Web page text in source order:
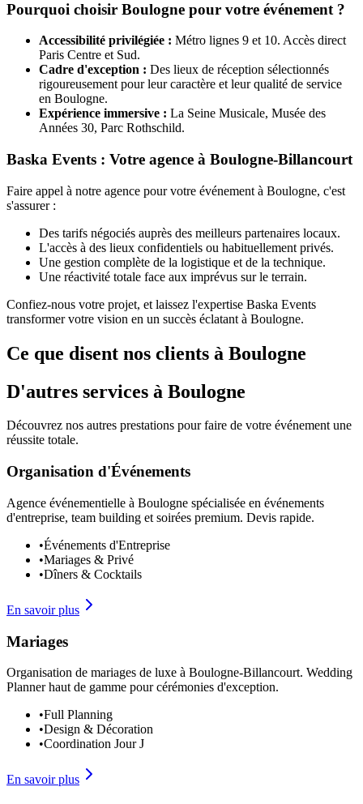
Pourquoi choisir Boulogne pour votre événement ?
Accessibilité privilégiée : Métro lignes 9 et 10. Accès direct
Paris Centre et Sud.
Cadre d'exception : Des lieux de réception sélectionnés
rigoureusement pour leur caractère et leur qualité de service
en Boulogne.
Expérience immersive : La Seine Musicale, Musée des
Années 30, Parc Rothschild.
Baska Events : Votre agence à Boulogne-Billancourt
Faire appel à notre agence pour votre événement à Boulogne, c'est
s'assurer :
Des tarifs négociés auprès des meilleurs partenaires locaux.
L'accès à des lieux confidentiels ou habituellement privés.
Une gestion complète de la logistique et de la technique.
Une réactivité totale face aux imprévus sur le terrain.
Confiez-nous votre projet, et laissez l'expertise Baska Events
transformer votre vision en un succès éclatant à Boulogne.
Ce que disent nos clients à Boulogne
D'autres services à Boulogne
Découvrez nos autres prestations pour faire de votre événement une
réussite totale.
Organisation d'Événements
Agence événementielle à Boulogne spécialisée en événements
d'entreprise, team building et soirées premium. Devis rapide.
•Événements d'Entreprise
•Mariages & Privé
•Dîners & Cocktails
En savoir plus
Mariages
Organisation de mariages de luxe à Boulogne-Billancourt. Wedding
Planner haut de gamme pour cérémonies d'exception.
•Full Planning
•Design & Décoration
•Coordination Jour J
En savoir plus